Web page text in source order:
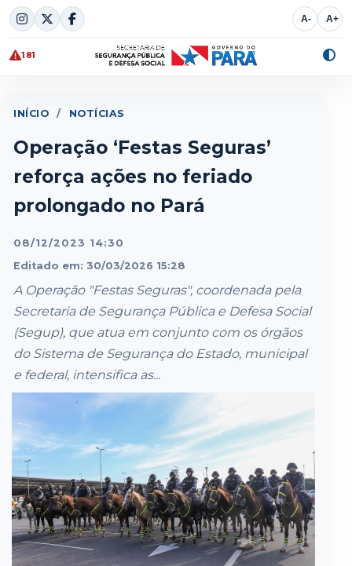
Skip
to
content
A- A+
181
INÍCIO / NOTÍCIAS
Operação ‘Festas Seguras’
reforça ações no feriado
prolongado no Pará
08/12/2023 14:30
Editado em: 30/03/2026 15:28
A Operação "Festas Seguras", coordenada pela
Secretaria de Segurança Pública e Defesa Social
(Segup), que atua em conjunto com os órgãos
do Sistema de Segurança do Estado, municipal
e federal, intensifica as...